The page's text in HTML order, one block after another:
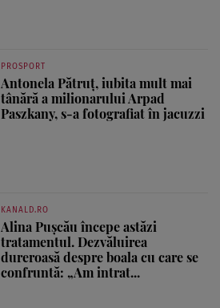
PROSPORT
Antonela Pătruț, iubita mult mai
tânără a milionarului Arpad
Paszkany, s-a fotografiat în jacuzzi
KANALD.RO
Alina Pușcău începe astăzi
tratamentul. Dezvăluirea
dureroasă despre boala cu care se
confruntă: „Am intrat...